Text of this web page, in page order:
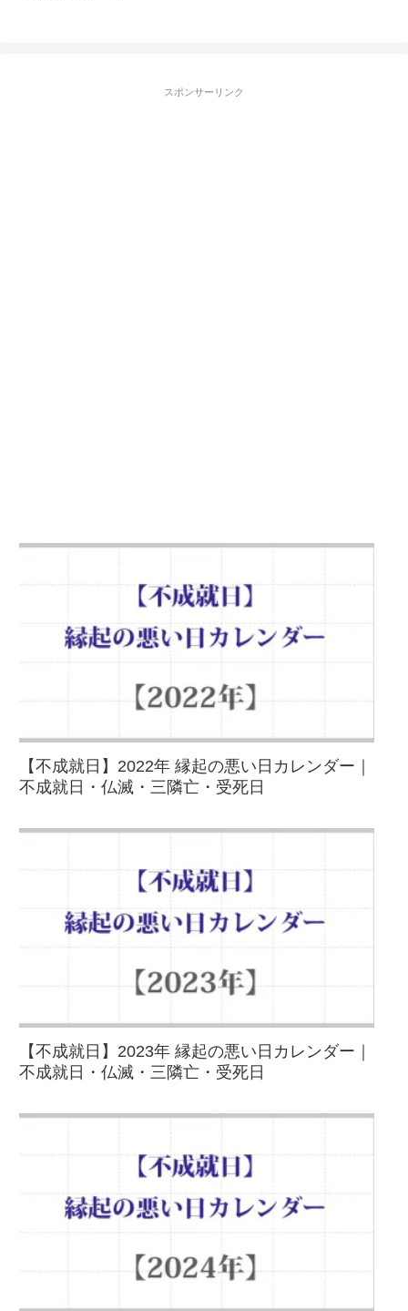
スポンサーリンク
【不成就日】2022年 縁起の悪い日カレンダー｜
不成就日・仏滅・三隣亡・受死日
【不成就日】2023年 縁起の悪い日カレンダー｜
不成就日・仏滅・三隣亡・受死日